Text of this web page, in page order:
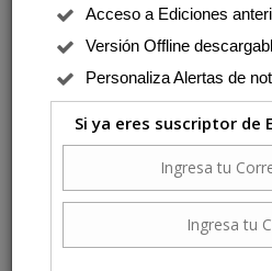
Acceso a Ediciones
Versión Offline
Personaliza Alertas de
Si ya eres suscriptor de